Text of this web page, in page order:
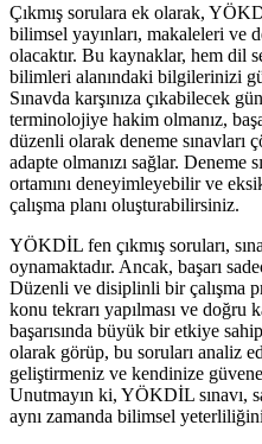
Çıkmış sorulara ek olarak,
bilimsel yayınları, makaleleri ve
olacaktır. Bu kaynaklar, hem dil
bilimleri alanındaki bilgilerinizi
Sınavda karşınıza çıkabilecek
terminolojiye hakim olmanız,
düzenli olarak deneme sınavları
adapte olmanızı sağlar. Deneme
ortamını deneyimleyebilir ve
çalışma planı oluşturabilirsiniz.
YÖKDİL fen çıkmış soruları,
oynamaktadır. Ancak, başarı
Düzenli ve disiplinli bir çalışma
konu tekrarı yapılması ve doğru
başarısında büyük bir etkiye
olarak görüp, bu soruları analiz
geliştirmeniz ve kendinize
Unutmayın ki, YÖKDİL sınavı,
aynı zamanda bilimsel